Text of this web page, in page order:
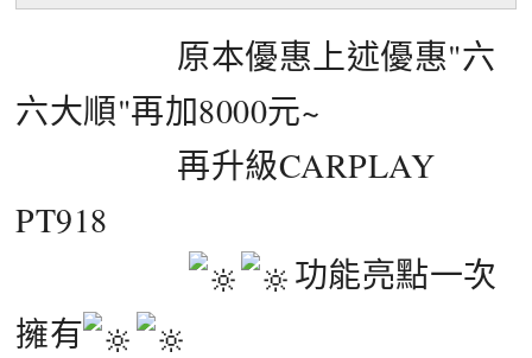
原本優惠上述優惠"六
六大順"再加8000元~
再升級CARPLAY
PT918
功能亮點一次
擁有